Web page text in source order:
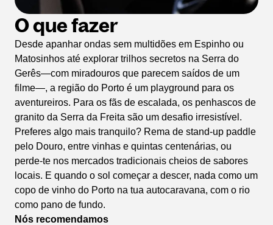
O que fazer
Desde apanhar ondas sem multidões em Espinho ou
Matosinhos até explorar trilhos secretos na Serra do
Gerês—com miradouros que parecem saídos de um
filme—, a região do Porto é um playground para os
aventureiros. Para os fãs de escalada, os penhascos de
granito da Serra da Freita são um desafio irresistível.
Preferes algo mais tranquilo? Rema de stand-up paddle
pelo Douro, entre vinhas e quintas centenárias, ou
perde-te nos mercados tradicionais cheios de sabores
locais. E quando o sol começar a descer, nada como um
copo de vinho do Porto na tua autocaravana, com o rio
como pano de fundo.
Nós recomendamos